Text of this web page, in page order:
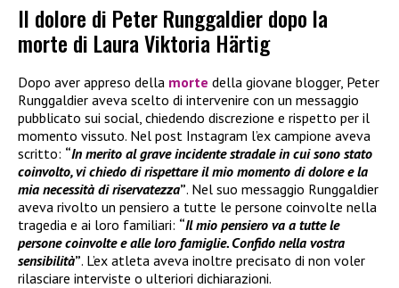
Il dolore di Peter Runggaldier dopo la
morte di Laura Viktoria Härtig
Dopo aver appreso della morte della giovane blogger, Peter
Runggaldier aveva scelto di intervenire con un messaggio
pubblicato sui social, chiedendo discrezione e rispetto per il
momento vissuto. Nel post Instagram l’ex campione aveva
scritto: “In merito al grave incidente stradale in cui sono stato
coinvolto, vi chiedo di rispettare il mio momento di dolore e la
mia necessità di riservatezza”. Nel suo messaggio Runggaldier
aveva rivolto un pensiero a tutte le persone coinvolte nella
tragedia e ai loro familiari: “Il mio pensiero va a tutte le
persone coinvolte e alle loro famiglie. Confido nella vostra
sensibilità”. L’ex atleta aveva inoltre precisato di non voler
rilasciare interviste o ulteriori dichiarazioni.